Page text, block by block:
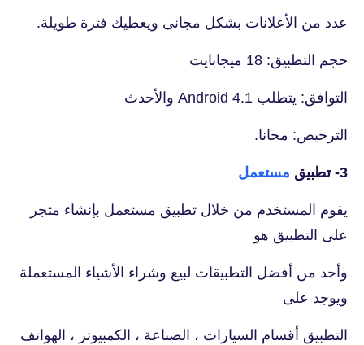
عدد من الأعلانات بشكل مجانى ويعطيك فترة طويلة.
حجم التطبيق: 18 ميجابايت
التوافق: يتطلب Android 4.1 والأحدث
الترخيص: مجانا.
3- تطبيق مستعمل
يقوم المستخدم من خلال تطبيق مستعمل بإنشاء متجر
على التطبيق هو
وأحد من أفضل التطبيقات لبيع وشراء الأشياء المستعملة
ويوجد على
التطبيق أقسام السيارات ، الصناعة ، الكمبيوتر ، الهواتف